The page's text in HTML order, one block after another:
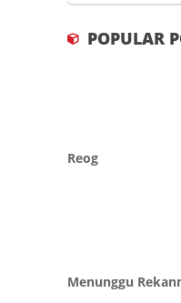
POPULAR
Reog
Menunggu